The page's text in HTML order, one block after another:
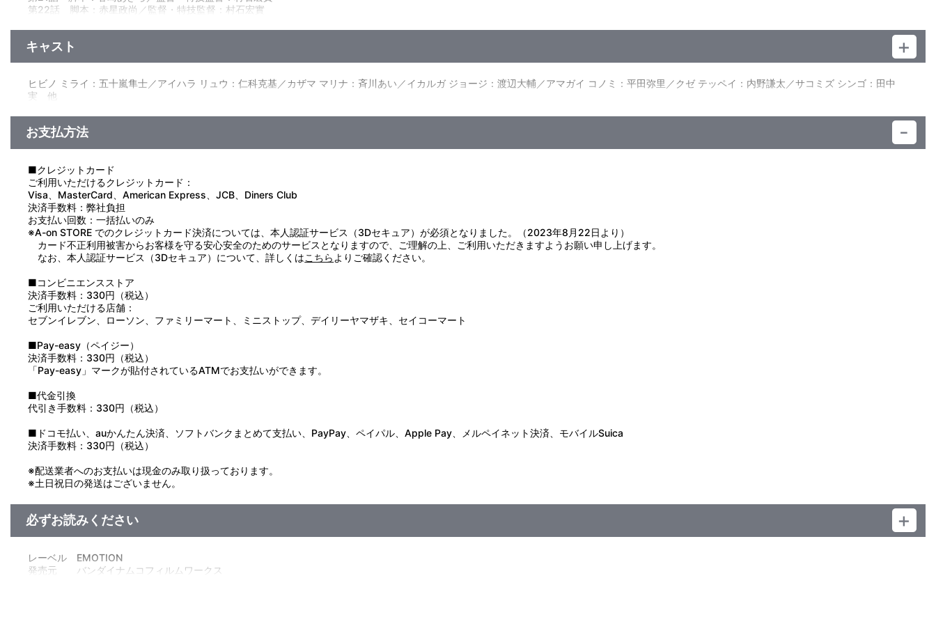
“高次元捕食獣レッサーボガール登場！”
■第23話「時の海鳴り」
“時間怪獣クロノーム登場！”
ら、大好きだった祖父との思い出を語り始める。その時、海鳴りの音とともに、2人は突然7年前にタイムスリップしてしまった。果たして失踪事件の真相とは！？
■第24話「復活のヤプール」
今日はフェニックスネストでのGUYS市民感謝デー。イベントの最中、ミライの脳裏に不吉な声が響いた。「赤い雨が降る・・・」口々に呪いの言葉を口にする市民に詰め寄ったミライのせいで、感
謝デーは台無しに。ところが、ミライがトリヤマに注意を受けている最中、実際に赤い雨が降ったという報告が！それは、恐るべき敵が復活する前ぶれに過ぎなかった・・・！
第22話 脚本：赤星政尚／監督・特技監督：村石宏實
監修・製作：円谷一夫／製作統括：大岡新一／企画：加藤直次・岡﨑剛之・江藤直行・中村理一郎／プロデューサー：岩佐芳弘・渋谷浩康・山西太平／制作プロデューサー：小山信行／音楽プロデュー
キャスト
ヒビノ ミライ：五十嵐隼士／アイハラ リュウ：仁科克基／カザマ マリナ：斉川あい／イカルガ ジョージ：渡辺大輔／アマガイ コノミ：平田弥里／クゼ テッペイ：内野謙太／サコミズ シンゴ：田中
実 他
お支払方法
■クレジットカード
ご利用いただけるクレジットカード：
Visa、MasterCard、American Express、JCB、Diners Club
決済手数料：弊社負担
お支払い回数：一括払いのみ
※A-on STORE でのクレジットカード決済については、本人認証サービス（3Dセキュア）が必須となりました。（2023年8月22日より）
カード不正利用被害からお客様を守る安心安全のためのサービスとなりますので、ご理解の上、ご利用いただきますようお願い申し上げます。
なお、本人認証サービス（3Dセキュア）について、詳しくはこちら よりご確認ください。
■コンビニエンスストア
決済手数料：330円（税込）
ご利用いただける店舗：
セブンイレブン、ローソン、ファミリーマート、ミニストップ、デイリーヤマザキ、セイコーマート
■Pay-easy（ペイジー）
決済手数料：330円（税込）
「Pay-easy」マークが貼付されているATMでお支払いができます。
■代金引換
代引き手数料：330円（税込）
■ドコモ払い、auかんたん決済、ソフトバンクまとめて支払い、PayPay、ペイパル、Apple Pay、メルペイネット決済、モバイルSuica
決済手数料：330円（税込）
※配送業者へのお支払いは現金のみ取り扱っております。
※土日祝日の発送はございません。
必ずお読みください
レーベル EMOTION
発売元 バンダイナムコフィルムワークス